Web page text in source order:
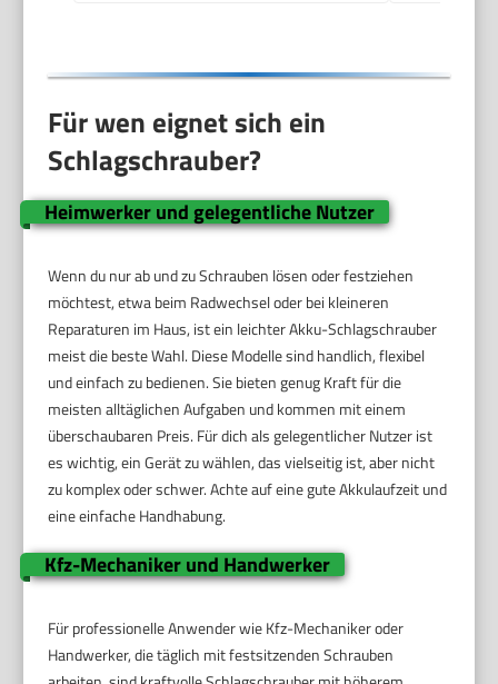
Für wen eignet sich ein
Schlagschrauber?
Heimwerker und gelegentliche Nutzer
Wenn du nur ab und zu Schrauben lösen oder festziehen
möchtest, etwa beim Radwechsel oder bei kleineren
Reparaturen im Haus, ist ein leichter Akku-Schlagschrauber
meist die beste Wahl. Diese Modelle sind handlich, flexibel
und einfach zu bedienen. Sie bieten genug Kraft für die
meisten alltäglichen Aufgaben und kommen mit einem
überschaubaren Preis. Für dich als gelegentlicher Nutzer ist
es wichtig, ein Gerät zu wählen, das vielseitig ist, aber nicht
zu komplex oder schwer. Achte auf eine gute Akkulaufzeit und
eine einfache Handhabung.
Kfz-Mechaniker und Handwerker
Für professionelle Anwender wie Kfz-Mechaniker oder
Handwerker, die täglich mit festsitzenden Schrauben